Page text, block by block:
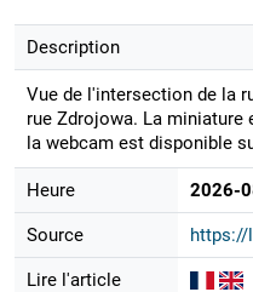
Description
Vue de l'intersection de la
rue Zdrojowa. La miniature
la webcam est disponible
Heure 2026-
Source
Lire l'article